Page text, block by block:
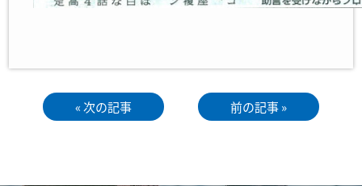
« 次の記事 前の記事 »